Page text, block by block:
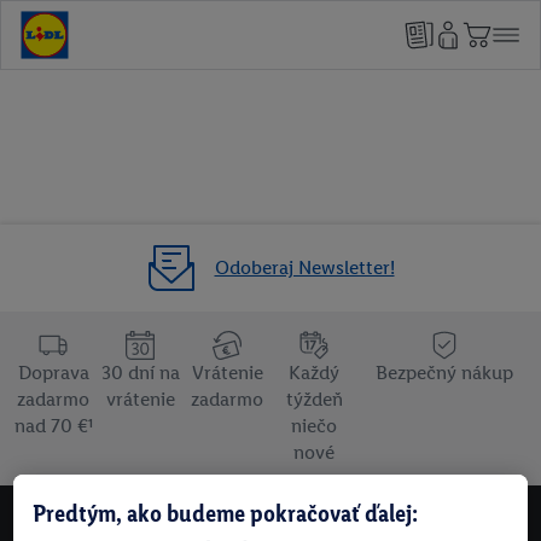
Odoberaj Newsletter!
Doprava
zadarmo
nad 70 €¹
30 dní na
vrátenie
Vrátenie
zadarmo
Každý
týždeň
niečo
nové
Bezpečný nákup
Predtým, ako budeme pokračovať ďalej: